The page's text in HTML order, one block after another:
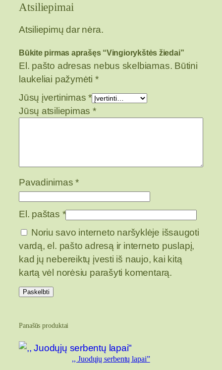
V
i
g
i
o
r
y
k
ž
i
e
d
a
i
Atsiliepimai
Atsiliepimų dar nėra.
Būkite pirmas aprašęs “Vingiorykštės žiedai”
El. pašto adresas nebus skelbiamas. Būtini
laukeliai pažymėti *
Jūsų įvertinimas*
Jūsų atsiliepimas*
Pavadinimas*
El. paštas *
Noriu savo interneto naršyklėje išsaugoti
vardą, el. pašto adresą ir interneto puslapį,
kad jų nebereiktų įvesti iš naujo, kai kitą
kartą vėl norėsiu parašyti komentarą.
Panašūs produktai
,, Juodųjų serbentų lapai”